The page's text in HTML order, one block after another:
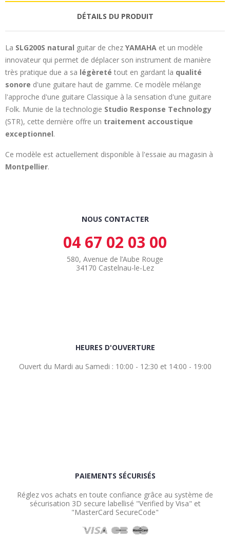
DÉTAILS DU PRODUIT
La SLG200S natural guitar de chez YAMAHA et un modèle
innovateur qui permet de déplacer son instrument de manière
très pratique due a sa légèreté tout en gardant la qualité
sonore d'une guitare haut de gamme. Ce modèle mélange
l'approche d'une guitare Classique à la sensation d'une guitare
Folk. Munie de la technologie Studio Response Technology
(STR), cette dernière offre un traitement accoustique
exceptionnel.
Ce modèle est actuellement disponible à l'essaie au magasin à
Montpellier.
NOUS CONTACTER
04 67 02 03 00
580, Avenue de l’Aube Rouge
34170 Castelnau-le-Lez
HEURES D'OUVERTURE
Ouvert du Mardi au Samedi : 10:00 - 12:30 et 14:00 - 19:00
PAIEMENTS SÉCURISÉS
Réglez vos achats en toute confiance grâce au système de
sécurisation 3D secure labellisé "Verified by Visa" et
"MasterCard SecureCode"